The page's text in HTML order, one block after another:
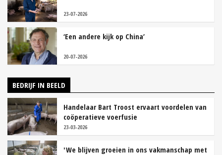
23-07-2026
‘Een andere kijk op China’
20-07-2026
BEDRIJF IN BEELD
Handelaar Bart Troost ervaart voordelen van
coöperatieve voerfusie
23-03-2026
'We blijven groeien in ons vakmanschap met